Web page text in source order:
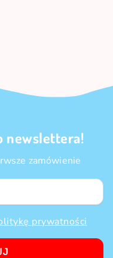
newslettera!
zamówienie
prywatności